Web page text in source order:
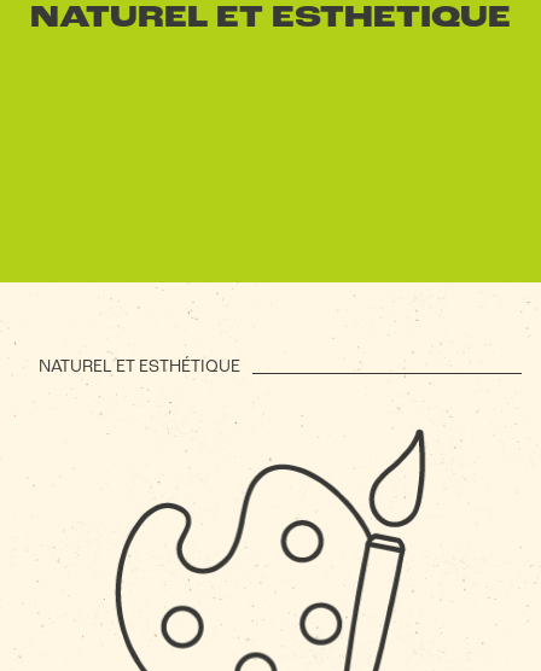
NATUREL ET ESTHETIQUE
NATUREL ET ESTHÉTIQUE